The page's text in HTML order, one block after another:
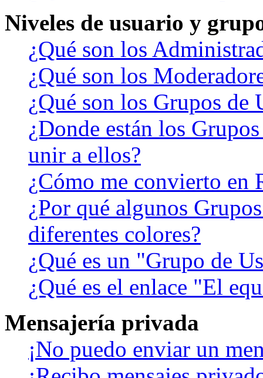
Niveles de usuario y
¿Qué son los
¿Qué son los
¿Qué son los Grupos de
¿Donde están los
unir a ellos?
¿Cómo me convierto en
¿Por qué algunos
diferentes colores?
¿Qué es un "Grupo de
¿Qué es el enlace "El
Mensajería privada
¡No puedo enviar un